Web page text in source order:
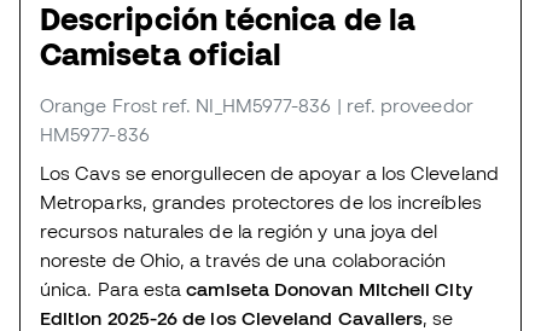
Descripción técnica de la
Camiseta oficial
Orange Frost ref. NI_HM5977-836 | ref. proveedor
HM5977-836
Los Cavs se enorgullecen de apoyar a los Cleveland
Metroparks, grandes protectores de los increíbles
recursos naturales de la región y una joya del
noreste de Ohio, a través de una colaboración
única. Para estacamiseta Donovan Mitchell City
Edition 2025-26 de los Cleveland Cavaliers, se